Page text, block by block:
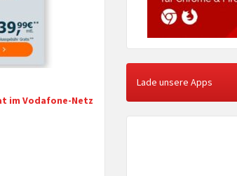
im Vodafone-Netz
Lade unsere Apps